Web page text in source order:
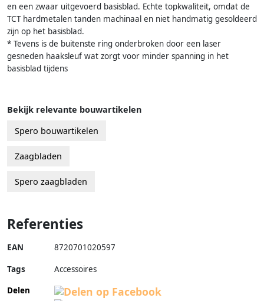
en een zwaar uitgevoerd basisblad. Echte topkwaliteit, omdat de
TCT hardmetalen tanden machinaal en niet handmatig gesoldeerd
zijn op het basisblad.
* Tevens is de buitenste ring onderbroken door een laser
gesneden haaksleuf wat zorgt voor minder spanning in het
basisblad tijdens
Bekijk relevante bouwartikelen
Spero bouwartikelen
Zaagbladen
Spero zaagbladen
Referenties
EAN 8720701020597
Tags
Accessoires
Delen